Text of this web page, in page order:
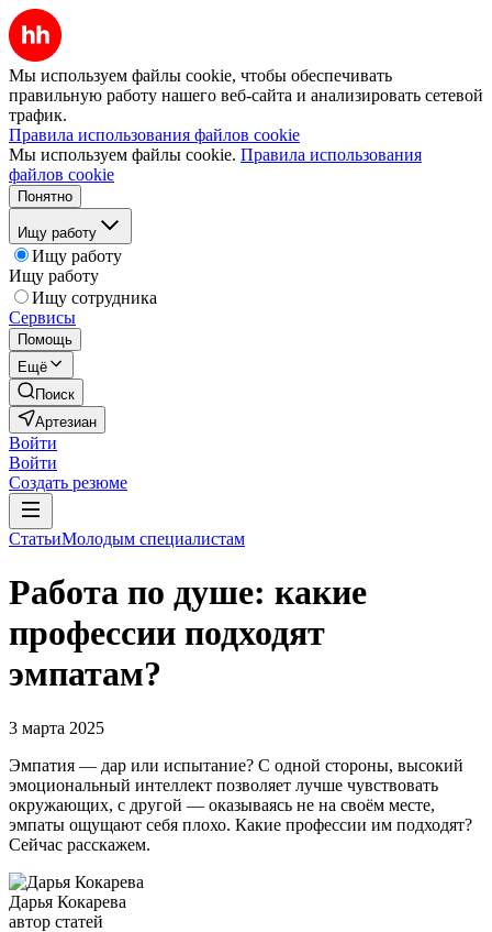
Мы используем файлы cookie, чтобы обеспечивать
правильную работу нашего веб-сайта и анализировать сетевой
трафик.
Правила использования файлов cookie
Мы используем файлы cookie. Правила использования
файлов cookie
Понятно
Ищу работу
Ищу работу
Ищу работу
Ищу сотрудника
Сервисы
Помощь
Ещё
Поиск
Артезиан
Войти
Войти
Создать резюме
СтатьиМолодым специалистам
Работа по душе: какие
профессии подходят
эмпатам?
3 марта 2025
Эмпатия — дар или испытание? С одной стороны, высокий
эмоциональный интеллект позволяет лучше чувствовать
окружающих, с другой — оказываясь не на своём месте,
эмпаты ощущают себя плохо. Какие профессии им подходят?
Сейчас расскажем.
Дарья Кокарева
автор статей